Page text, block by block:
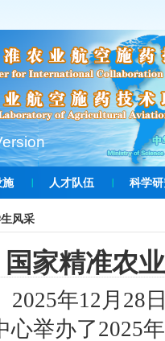
施 人才队伍 科学
风采
国家精准农
2025年12月28
心举办了2025